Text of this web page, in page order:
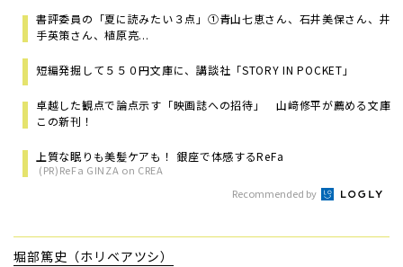
書評委員の「夏に読みたい３点」①青山七恵さん、石井美保さん、井
手英策さん、植原亮...
短編発掘して５５０円文庫に、講談社「STORY IN POCKET」
卓越した観点で論点示す「映画誌への招待」 山﨑修平が薦める文庫
この新刊！
上質な眠りも美髪ケアも！ 銀座で体感するReFa
(PR)ReFa GINZA on CREA
Recommended by
堀部篤史（ホリベアツシ）